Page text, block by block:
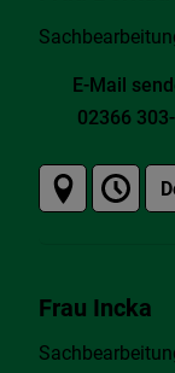
E-Mail
02366
Frau Incka